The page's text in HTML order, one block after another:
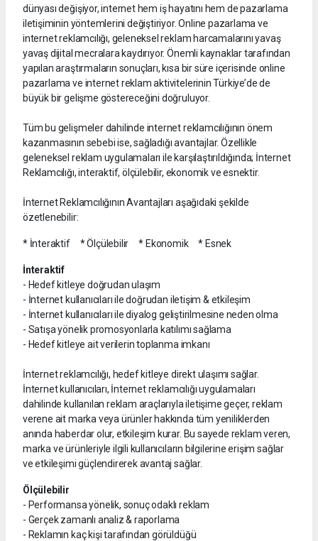
dünyası değişiyor, internet hem iş hayatını hem de pazarlama
iletişiminin yöntemlerini değiştiriyor. Online pazarlama ve
internet reklamcılığı, geleneksel reklam harcamalarını yavaş
yavaş dijital mecralara kaydırıyor. Önemli kaynaklar tarafından
yapılan araştırmaların sonuçları, kısa bir süre içerisinde online
pazarlama ve internet reklam aktivitelerinin Türkiye’de de
büyük bir gelişme göstereceğini doğruluyor.
Tüm bu gelişmeler dahilinde internet reklamcılığının önem
kazanmasının sebebi ise, sağladığı avantajlar. Özellikle
geleneksel reklam uygulamaları ile karşılaştırıldığında; İnternet
Reklamcılığı, interaktif, ölçülebilir, ekonomik ve esnektir.
İnternet Reklamcılığının Avantajları aşağıdaki şekilde
özetlenebilir:
* İnteraktif * Ölçülebilir * Ekonomik * Esnek
İnteraktif
- Hedef kitleye doğrudan ulaşım
- İnternet kullanıcıları ile doğrudan iletişim & etkileşim
- İnternet kullanıcıları ile diyalog geliştirilmesine neden olma
- Satışa yönelik promosyonlarla katılımı sağlama
- Hedef kitleye ait verilerin toplanma imkanı
İnternet reklamcılığı, hedef kitleye direkt ulaşımı sağlar.
İnternet kullanıcıları, İnternet reklamcılığı uygulamaları
dahilinde kullanılan reklam araçlarıyla iletişime geçer, reklam
verene ait marka veya ürünler hakkında tüm yeniliklerden
anında haberdar olur, etkileşim kurar. Bu sayede reklam veren,
marka ve ürünleriyle ilgili kullanıcıların bilgilerine erişim sağlar
ve etkileşimi güçlendirerek avantaj sağlar.
Ölçülebilir
- Performansa yönelik, sonuç odaklı reklam
- Gerçek zamanlı analiz & raporlama
- Reklamın kaç kişi tarafından görüldüğü